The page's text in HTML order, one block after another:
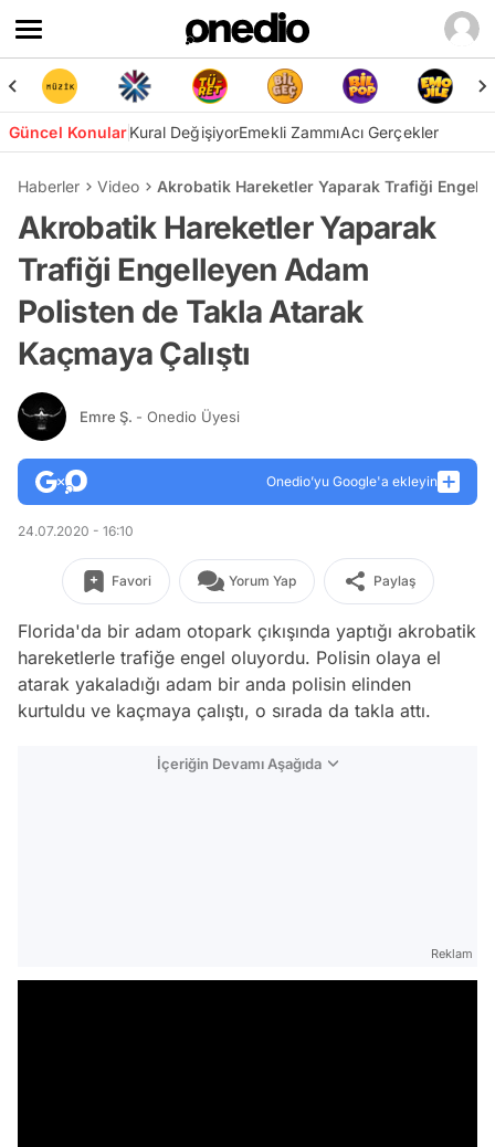
Güncel KonularKural DeğişiyorEmekli ZammıAcı Gerçekler
Haberler Video Akrobatik Hareketler Yaparak Trafiği
Akrobatik Hareketler Yaparak
Trafiği Engelleyen Adam
Polisten de Takla Atarak
Kaçmaya Çalıştı
Emre Ş. - Onedio Üyesi
Onedio’yu Google'a ekleyin
24.07.2020 - 16:10
Favori Yorum Yap Paylaş
Florida'da bir adam otopark çıkışında yaptığı akrobatik
hareketlerle trafiğe engel oluyordu. Polisin olaya el
atarak yakaladığı adam bir anda polisin elinden
kurtuldu ve kaçmaya çalıştı, o sırada da takla attı.
İçeriğin Devamı Aşağıda
Reklam